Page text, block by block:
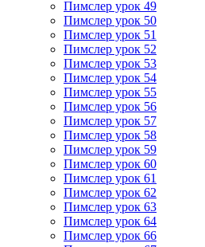
Пимслер урок 49
Пимслер урок 50
Пимслер урок 51
Пимслер урок 52
Пимслер урок 53
Пимслер урок 54
Пимслер урок 55
Пимслер урок 56
Пимслер урок 57
Пимслер урок 58
Пимслер урок 59
Пимслер урок 60
Пимслер урок 61
Пимслер урок 62
Пимслер урок 63
Пимслер урок 64
Пимслер урок 66